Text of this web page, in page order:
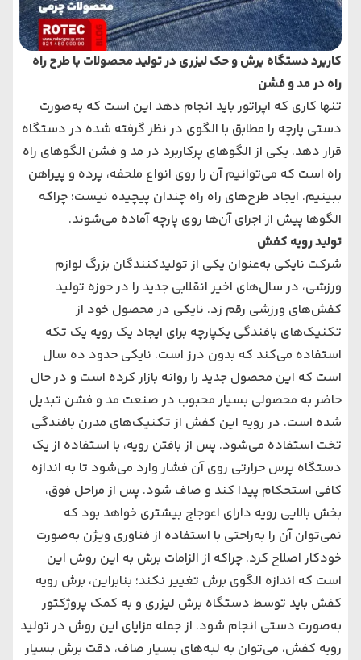
کاربرد دستگاه برش و حک لیزری در تولید محصولات با طرح راه
راه در مد و فشن
تنها کاری که اپراتور باید انجام دهد این است که به‌صورت
دستی پارچه را مطابق با الگوی در نظر گرفته شده در دستگاه
قرار دهد. یکی از الگوهای پرکاربرد در مد و فشن الگوهای راه
راه است که می‌‌‌توانیم آن را روی انواع ملحفه، پرده و پیراهن
ببینیم. ایجاد طرح‌های ‌راه راه چندان پیچیده نیست؛ چراکه
الگوها پیش از اجرای آن‌ها روی پارچه آماده می‌‌‌شوند.
تولید رویه کفش
شرکت نایکی به‌عنوان یکی از تولیدکنندگان بزرگ لوازم
ورزشی، در سال‌های ‌اخیر انقلابی جدید را در حوزه تولید
کفش‌های ‌ورزشی رقم زد. نایکی در محصول خود از
تکنیک‌های ‌بافندگی یکپارچه برای ایجاد یک رویه یک تکه
استفاده می‌‌‌کند که بدون درز است. نایکی حدود ده سال
است که این محصول جدید را روانه بازار کرده است و در حال
حاضر به محصولی بسیار محبوب در صنعت مد و فشن تبدیل
شده است. در رویه این کفش از تکنیک‌های مدرن بافندگی
تخت استفاده می‌‌‌شود. پس از بافتن رویه، با استفاده از یک
دستگاه پرس حرارتی روی آن فشار وارد می‌‌‌شود تا به اندازه
کافی استحکام پیدا کند و صاف شود. پس از مراحل فوق،
بخش بالایی رویه دارای اعوجاج بیشتری خواهد بود که
نمی‌توان آن را به‌راحتی با استفاده از فناوری ویژن به‌صورت
خودکار اصلاح کرد. چراکه از الزامات برش به این روش این
است که اندازه الگوی برش تغییر نکند؛ بنابراین، برش رویه
کفش باید توسط دستگاه برش لیزری و به کمک پروژکتور
به‌صورت دستی انجام شود. از جمله مزایای این روش در تولید
رویه کفش، می‌‌‌توان به لبه‌های ‌بسیار صاف، دقت برش بسیار